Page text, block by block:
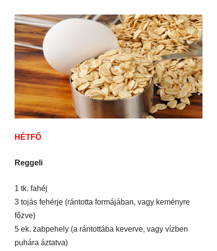
HÉTFŐ
Reggeli
1 tk. fahéj
3 tojás fehérje (rántotta formájában, vagy keményre
főzve)
5 ek. zabpehely (a rántottába keverve, vagy vízben
puhára áztatva)